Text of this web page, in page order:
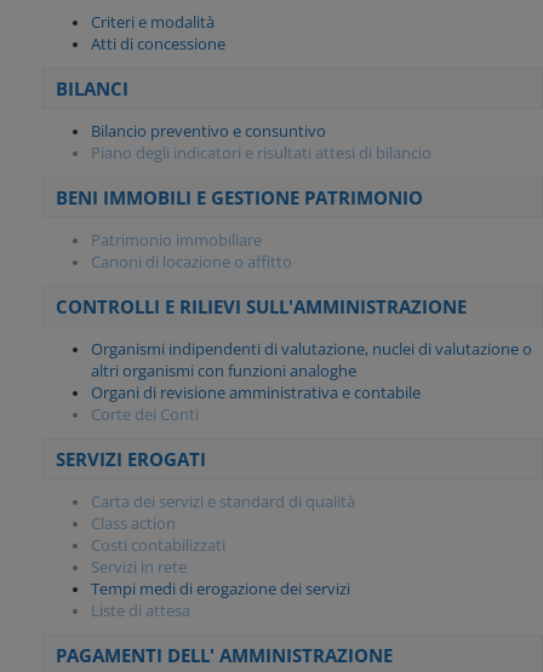
Criteri e modalità
Atti di concessione
BILANCI
Bilancio preventivo e consuntivo
Piano degli indicatori e risultati attesi di bilancio
BENI IMMOBILI E GESTIONE PATRIMONIO
Patrimonio immobiliare
Canoni di locazione o affitto
CONTROLLI E RILIEVI SULL'AMMINISTRAZIONE
Organismi indipendenti di valutazione, nuclei di valutazione o
altri organismi con funzioni analoghe
Organi di revisione amministrativa e contabile
Corte dei Conti
SERVIZI EROGATI
Carta dei servizi e standard di qualità
Class action
Costi contabilizzati
Servizi in rete
Tempi medi di erogazione dei servizi
Liste di attesa
PAGAMENTI DELL' AMMINISTRAZIONE